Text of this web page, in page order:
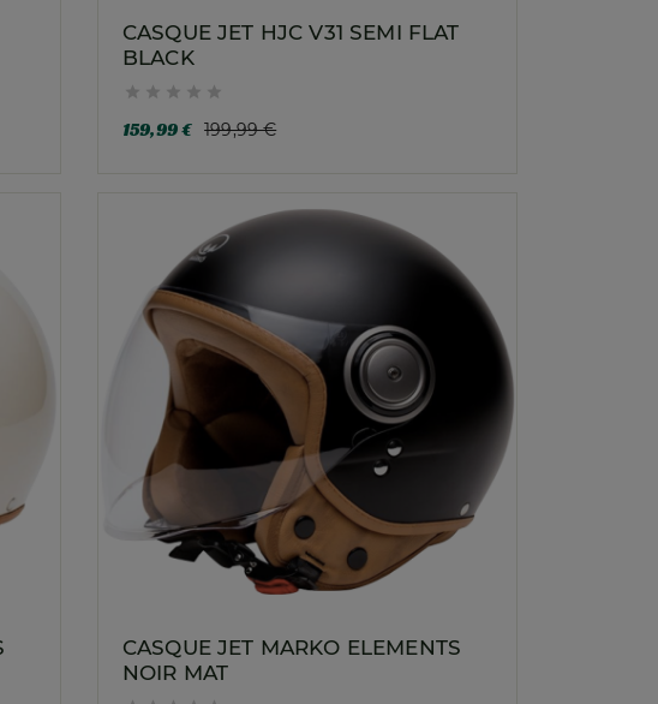
CASQUE JET HJC V31 SEMI FLAT
BLACK
    
159,99 € 199,99 €
CASQUE JET MARKO ELEMENTS
NOIR MAT